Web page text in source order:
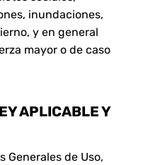
inundaciones,
y en general
mayor o de caso
APLICABLE Y
Generales de Uso,